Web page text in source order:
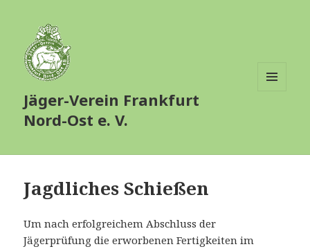
Jäger-Verein Frankfurt
Nord-Ost e. V.
Jagdliches Schießen
Um nach erfolgreichem Abschluss der
Jägerprüfung die erworbenen Fertigkeiten im